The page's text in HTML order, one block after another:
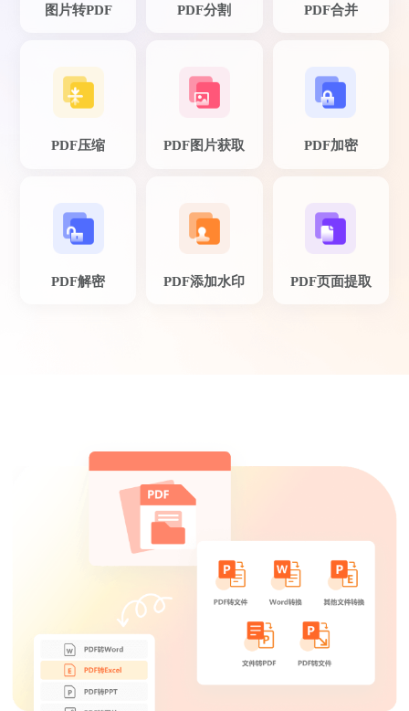
图片转PDF PDF分割 PDF合并
PDF压缩 PDF图片获取 PDF加密
PDF解密 PDF添加水印 PDF页面提取
菜菜菜心
这款PDF转换器功能很多，可以满足工作上
的文档转换需求,很实用！